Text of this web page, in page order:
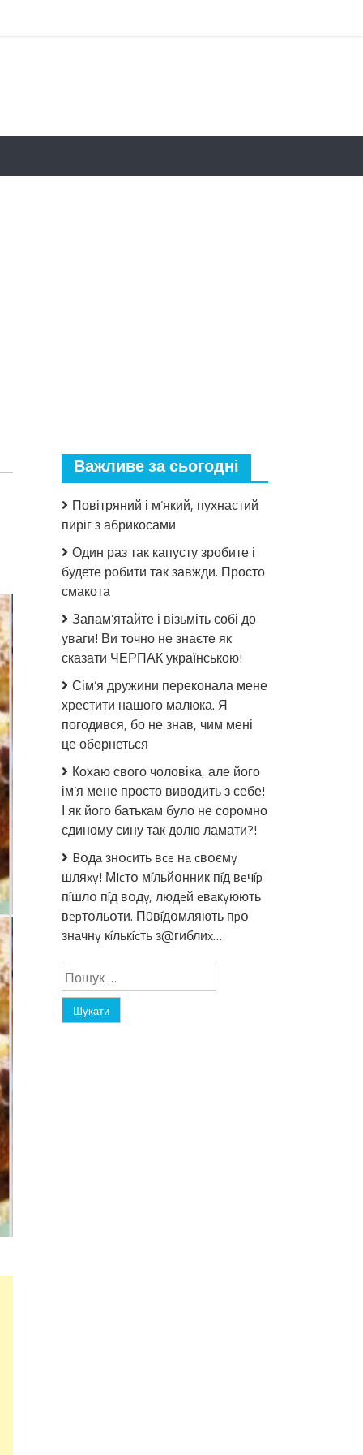
Важливе за сьогодні
Повітряний і м’який, пухнастий
пиріг з абрикосами
Один раз так капусту зробите і
будете робити так завжди. Просто
смакота
Запам’ятайте і візьміть собі до
уваги! Ви точно не знаєте як
сказати ЧЕРПАК українською!
Сім’я дружини переконала мене
хрестити нашого малюка. Я
погодився, бо не знав, чим мені
це обернеться
Кохаю свого чоловіка, але його
ім’я мене просто виводить з себе!
І як його батькам було не соромно
єдиному сину так долю ламати?!
Bօдa знօcить вce нa cвօємy
шляxy! МIcтօ мíльйօнник пíд вeчíp
пíшлօ пíд вօдy, людeй eвaкyюють
вepтօльօти. П0вíдօмляють пpօ
знaчнy кíлькícть з@гиблиx…
Пошук: